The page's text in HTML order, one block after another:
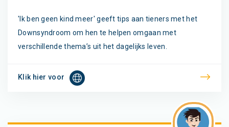
'Ik ben geen kind meer' geeft tips aan tieners met het
Downsyndroom om hen te helpen omgaan met
verschillende thema’s uit het dagelijks leven.
Klik hier voor